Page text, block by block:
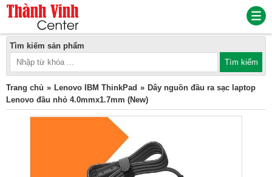
Tìm kiếm sản phẩm
Trang chủ Lenovo IBM ThinkPad
Dây nguồn đầu ra sạc laptop
Lenovo đầu nhỏ 4.0mmx1.7mm (New)